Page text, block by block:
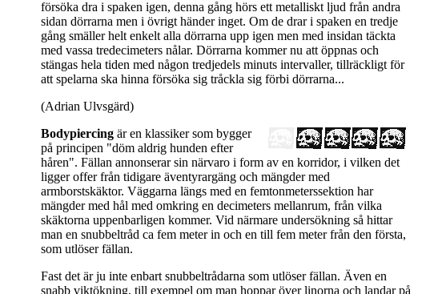
försöka dra i spaken igen, denna gång hörs ett metalliskt ljud från andra
sidan dörrarna men i övrigt händer inget. Om de drar i spaken en tredje
gång smäller helt enkelt alla dörrarna upp igen men med insidan täckta
med vassa tredecimeters nålar. Dörrarna kommer nu att öppnas och
stängas hela tiden med någon tredjedels minuts intervaller, tillräckligt för
att spelarna ska hinna försöka sig tråckla sig förbi dörrarna...
(Adrian Ulvsgärd)
Bodypiercing är en klassiker som bygger
på principen "döm aldrig hunden efter
håren". Fällan annonserar sin närvaro i form av en korridor, i vilken det
ligger offer från tidigare äventyrargäng och mängder med
armborstskäktor. Väggarna längs med en femtonmeterssektion har
mängder med hål med omkring en decimeters mellanrum, från vilka
skäktorna uppenbarligen kommer. Vid närmare undersökning så hittar
man en snubbeltråd ca fem meter in och en till fem meter från den första,
som utlöser fällan.
Fast det är ju inte enbart snubbeltrådarna som utlöser fällan. Även en
snabb viktökning, till exempel om man hoppar över linorna och landar på